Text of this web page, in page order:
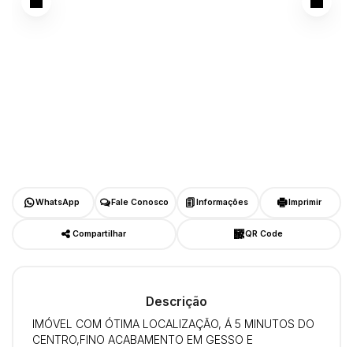
WhatsApp Fale Conosco Informações Imprimir
Compartilhar QR Code
Descrição
IMÓVEL COM ÓTIMA LOCALIZAÇÃO, Á 5 MINUTOS DO
CENTRO,FINO ACABAMENTO EM GESSO E